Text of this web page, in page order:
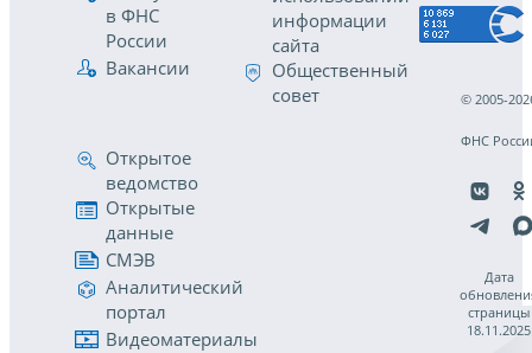
в ФНС
России
Вакансии
информации
сайта
Общественный
совет
Открытое
ведомство
Открытые
данные
СМЭВ
Аналитический
портал
Видеоматериалы
© 2005-
ФНС
Дата
страницы
18.11.2025